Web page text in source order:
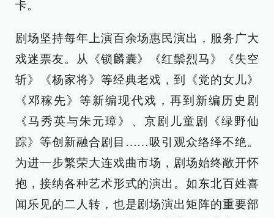
卡。
剧场坚持每年上演百余场惠民演出，服务广大
戏迷票友。从《锁麟囊》《红鬃烈马》《失空
斩》《杨家将》等经典老戏，到《党的女儿》
《邓稼先》等新编现代戏，再到新编历史剧
《马秀英与朱元璋》、京剧儿童剧《绿野仙
踪》等创新融合剧目……吸引观众络绎不绝。
为进一步繁荣大连戏曲市场，剧场始终敞开怀
抱，接纳各种艺术形式的演出。如东北百姓喜
闻乐见的二人转，也是剧场演出矩阵的重要部